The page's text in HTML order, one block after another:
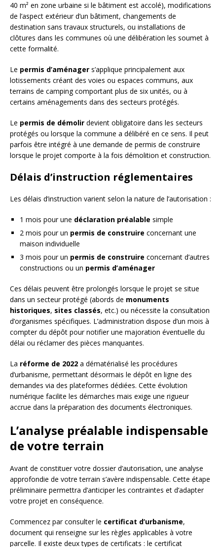
40 m² en zone urbaine si le bâtiment est accolé), modifications
de l’aspect extérieur d’un bâtiment, changements de
destination sans travaux structurels, ou installations de
clôtures dans les communes où une délibération les soumet à
cette formalité.
Le permis d’aménager s’applique principalement aux
lotissements créant des voies ou espaces communs, aux
terrains de camping comportant plus de six unités, ou à
certains aménagements dans des secteurs protégés.
Le permis de démolir devient obligatoire dans les secteurs
protégés ou lorsque la commune a délibéré en ce sens. Il peut
parfois être intégré à une demande de permis de construire
lorsque le projet comporte à la fois démolition et construction.
Délais d’instruction réglementaires
Les délais d’instruction varient selon la nature de l’autorisation :
1 mois pour une déclaration préalable simple
2 mois pour un permis de construire concernant une
maison individuelle
3 mois pour un permis de construire concernant d’autres
constructions ou un permis d’aménager
Ces délais peuvent être prolongés lorsque le projet se situe
dans un secteur protégé (abords de monuments
historiques, sites classés, etc.) ou nécessite la consultation
d’organismes spécifiques. L’administration dispose d’un mois à
compter du dépôt pour notifier une majoration éventuelle du
délai ou réclamer des pièces manquantes.
La réforme de 2022 a dématérialisé les procédures
d’urbanisme, permettant désormais le dépôt en ligne des
demandes via des plateformes dédiées. Cette évolution
numérique facilite les démarches mais exige une rigueur
accrue dans la préparation des documents électroniques.
L’analyse préalable indispensable
de votre terrain
Avant de constituer votre dossier d’autorisation, une analyse
approfondie de votre terrain s’avère indispensable. Cette étape
préliminaire permettra d’anticiper les contraintes et d’adapter
votre projet en conséquence.
Commencez par consulter le certificat d’urbanisme,
document qui renseigne sur les règles applicables à votre
parcelle. Il existe deux types de certificats : le certificat